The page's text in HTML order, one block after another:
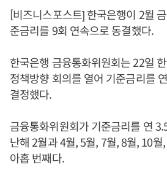
[비즈니스포스트] 한국은행이 2월
준금리를 9회 연속으로 동결했다.
한국은행 금융통화위원회는 22일
정책방향 회의를 열어 기준금리를
결정했다.
금융통화위원회가 기준금리를 연
난해 2월과 4월, 5월, 7월, 8월, 10
아홉 번째다.